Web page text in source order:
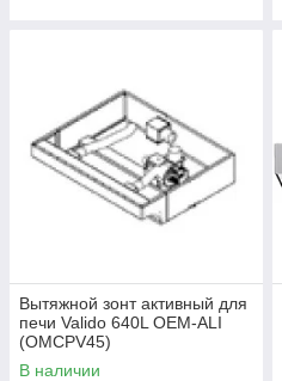
Вытяжной зонт активный для
печи Valido 640L OEM-ALI
(OMCPV45)
В наличии